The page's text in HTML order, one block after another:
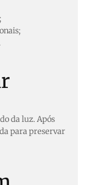
da luz. Após
para preservar